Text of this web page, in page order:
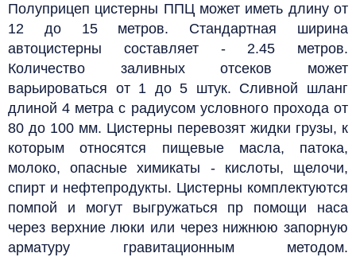
Полуприцеп цистерны ППЦ может иметь длину от
12 до 15 метров. Стандартная ширина
автоцистерны составляет - 2.45 метров.
Количество заливных отсеков может
варьироваться от 1 до 5 штук. Сливной шланг
длиной 4 метра с радиусом условного прохода от
80 до 100 мм. Цистерны перевозят жидки грузы, к
которым относятся пищевые масла, патока,
молоко, опасные химикаты - кислоты, щелочи,
спирт и нефтепродукты. Цистерны комплектуются
помпой и могут выгружаться пр помощи наса
через верхние люки или через нижнюю запорную
арматуру гравитационным методом.